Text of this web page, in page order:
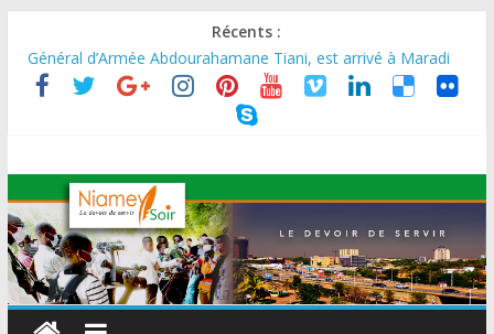
Récents :
MARADI : Le Président de la République, Chef de l’État, S.E le
Général d’Armée Abdourahamane Tiani, est arrivé à Maradi
pour la célébration de la 3ᵉ édition de la Journée Nationale de
FINANCEMENT DE 80 MILLIONS D’EUROS POUR
RENFORCER LES CHAÎNES DE VALEUR ALIMENTAIRES,
ÉNERGÉTIQUES ET AGRICOLES EN AFRIQUE DE L’OUEST
SEMAINE DU KAWAR 2026: Le Ministre de l’Intérieur, le
Général de Division Mohamed TOUMBA a reçu en audience
son homologue du Burkina Faso et délégation du Kawar.
BANQUE MONDIALE : L’IA offre un levier vital aux économies